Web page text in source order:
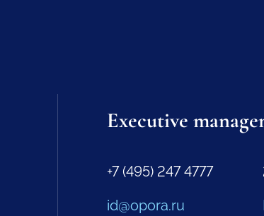
Executive
+7 (495) 247 4777
id@opora.ru